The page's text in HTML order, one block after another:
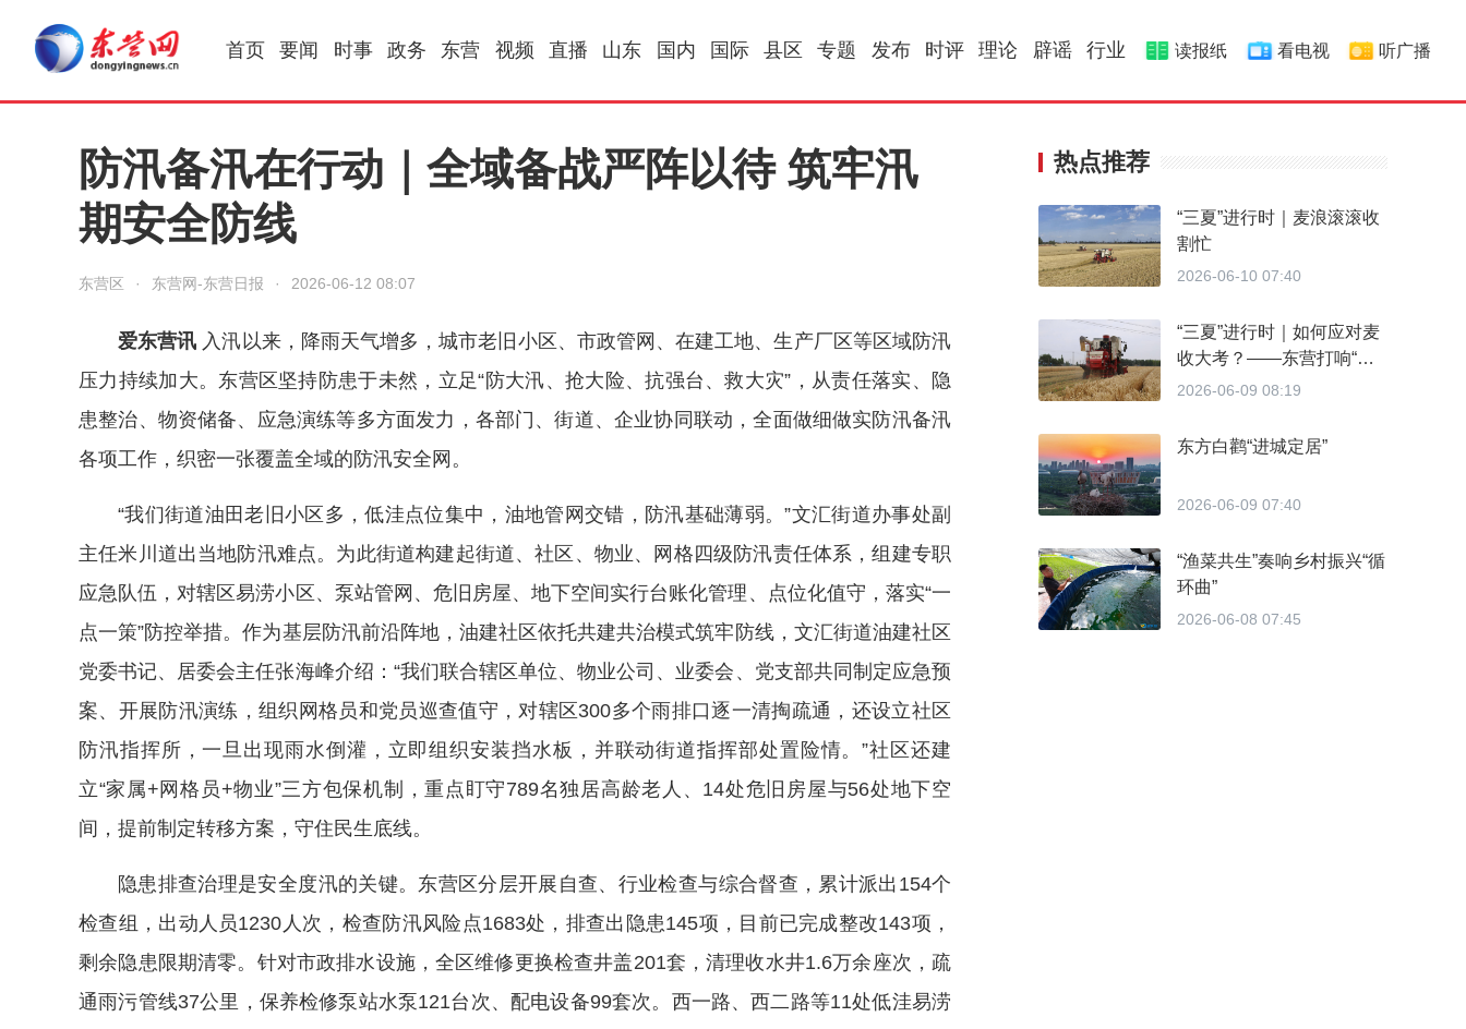
首页 要闻 时事 政务 东营 视频 直播 山东 国内 国际 县区 专题 发布 时评 理论 辟谣 行业 读报纸 看电视 听广播
防汛备汛在行动｜全域备战严阵以待 筑牢汛
期安全防线
东营区 · 东营网-东营日报 · 2026-06-12 08:07
爱东营讯 入汛以来，降雨天气增多，城市老旧小区、市政管网、在建工地、生产厂区等区域防汛
压力持续加大。东营区坚持防患于未然，立足“防大汛、抢大险、抗强台、救大灾”，从责任落实、隐
患整治、物资储备、应急演练等多方面发力，各部门、街道、企业协同联动，全面做细做实防汛备汛
各项工作，织密一张覆盖全域的防汛安全网。
“我们街道油田老旧小区多，低洼点位集中，油地管网交错，防汛基础薄弱。”文汇街道办事处副
主任米川道出当地防汛难点。为此街道构建起街道、社区、物业、网格四级防汛责任体系，组建专职
应急队伍，对辖区易涝小区、泵站管网、危旧房屋、地下空间实行台账化管理、点位化值守，落实“一
点一策”防控举措。作为基层防汛前沿阵地，油建社区依托共建共治模式筑牢防线，文汇街道油建社区
党委书记、居委会主任张海峰介绍：“我们联合辖区单位、物业公司、业委会、党支部共同制定应急预
案、开展防汛演练，组织网格员和党员巡查值守，对辖区300多个雨排口逐一清掏疏通，还设立社区
防汛指挥所，一旦出现雨水倒灌，立即组织安装挡水板，并联动街道指挥部处置险情。”社区还建
立“家属+网格员+物业”三方包保机制，重点盯守789名独居高龄老人、14处危旧房屋与56处地下空
间，提前制定转移方案，守住民生底线。
隐患排查治理是安全度汛的关键。东营区分层开展自查、行业检查与综合督查，累计派出154个
检查组，出动人员1230人次，检查防汛风险点1683处，排查出隐患145项，目前已完成整改143项，
剩余隐患限期清零。针对市政排水设施，全区维修更换检查井盖201套，清理收水井1.6万余座次，疏
通雨污管线37公里，保养检修泵站水泵121台次、配电设备99套次。西一路、西二路等11处低洼易涝
热点推荐
“三夏”进行时｜麦浪滚滚收
割忙
2026-06-10 07:40
“三夏”进行时｜如何应对麦
收大考？——东营打响“三
夏”小麦抢收保卫战
2026-06-09 08:19
东方白鹳“进城定居”
2026-06-09 07:40
“渔菜共生”奏响乡村振兴“循
环曲”
2026-06-08 07:45